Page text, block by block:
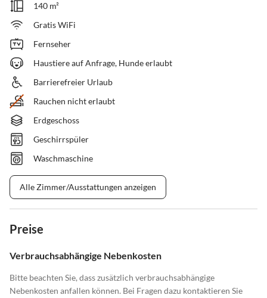
140 m²
Gratis WiFi
Fernseher
Haustiere auf Anfrage, Hunde erlaubt
Barrierefreier Urlaub
Rauchen nicht erlaubt
Erdgeschoss
Geschirrspüler
Waschmaschine
Alle Zimmer/Ausstattungen anzeigen
Preise
Verbrauchsabhängige Nebenkosten
Bitte beachten Sie, dass zusätzlich verbrauchsabhängige
Nebenkosten anfallen können. Bei Fragen dazu kontaktieren Sie